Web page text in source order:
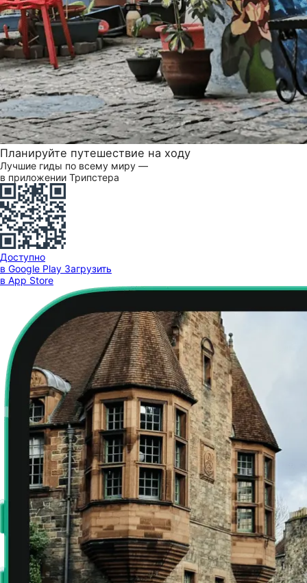
Планируйте путешествие на ходу
Лучшие гиды по всему миру —
в приложении Трипстера
Доступно
в Google Play Загрузить
в App Store